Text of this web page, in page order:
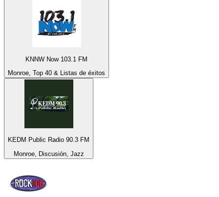
KNNW Now 103.1 FM
Monroe, Top 40 & Listas de éxitos
KEDM Public Radio 90.3 FM
Monroe, Discusión, Jazz